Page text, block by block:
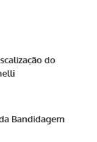
do
Bandidagem